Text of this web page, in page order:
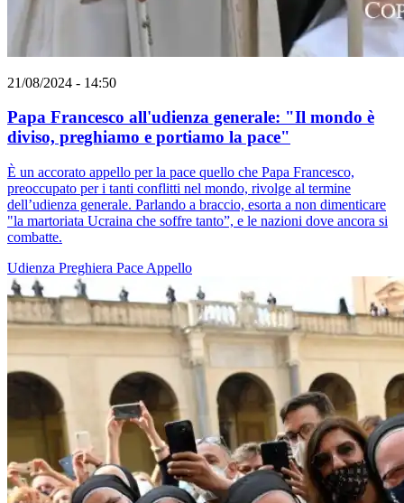
21/08/2024 - 14:50
Papa Francesco all'udienza generale: "Il mondo è
diviso, preghiamo e portiamo la pace"
È un accorato appello per la pace quello che Papa Francesco,
preoccupato per i tanti conflitti nel mondo, rivolge al termine
dell’udienza generale. Parlando a braccio, esorta a non dimenticare
"la martoriata Ucraina che soffre tanto”, e le nazioni dove ancora si
combatte.
Udienza Preghiera Pace Appello